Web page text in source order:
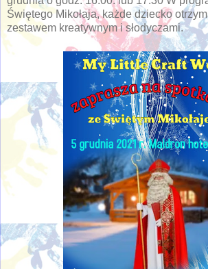
Świętego Mikołaja, każde dziecko
zestawem kreatywnym i słodyczami.